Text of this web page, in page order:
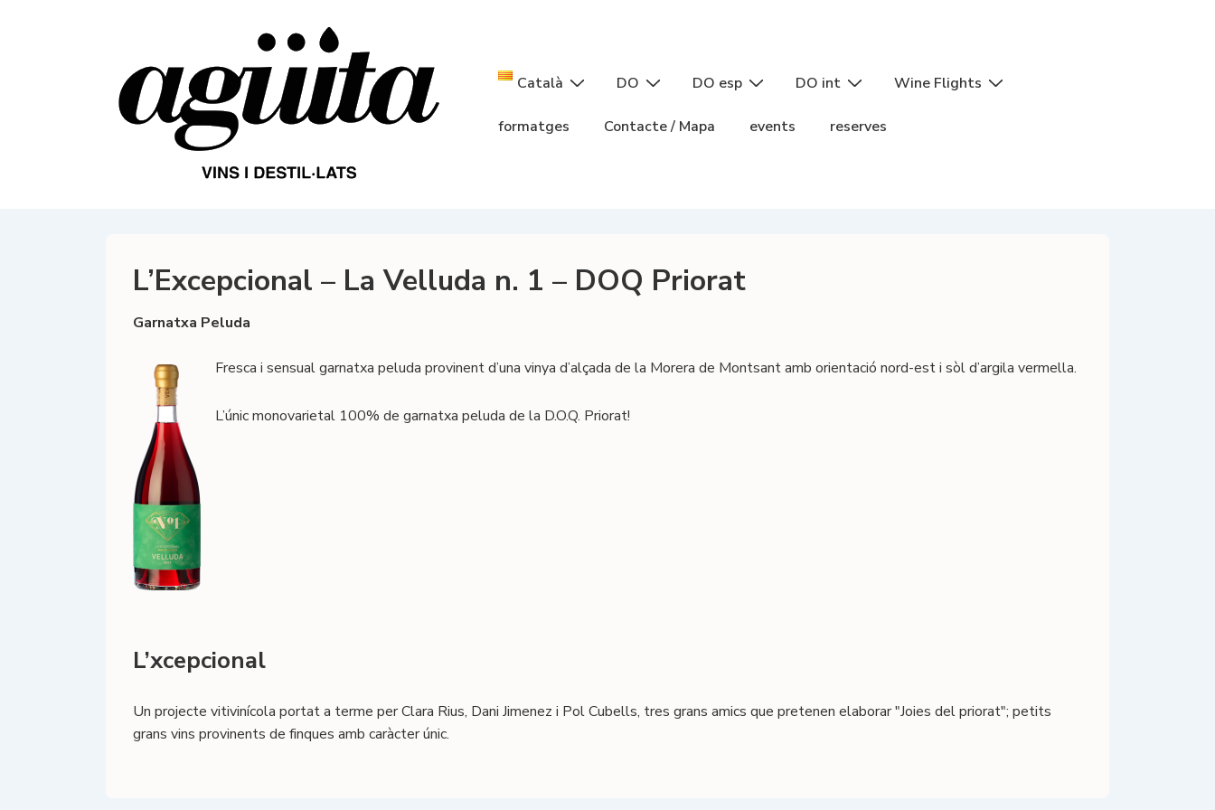
Navegació
principal
Català DO DO esp DO int Wine Flights
formatges Contacte / Mapa events reserves
L’Excepcional – La Velluda n. 1 – DOQ Priorat
Garnatxa Peluda
Fresca i sensual garnatxa peluda provinent d’una vinya d’alçada de la Morera de Montsant amb orientació nord-est i sòl d’argila vermella.
L’únic monovarietal 100% de garnatxa peluda de la D.O.Q. Priorat!
L’xcepcional
Un projecte vitivinícola portat a terme per Clara Rius, Dani Jimenez i Pol Cubells, tres grans amics que pretenen elaborar "Joies del priorat"; petits
grans vins provinents de finques amb caràcter únic.